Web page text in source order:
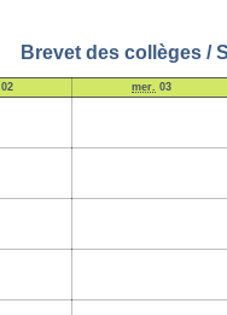
Brevet des collèges /
02 mer. 03